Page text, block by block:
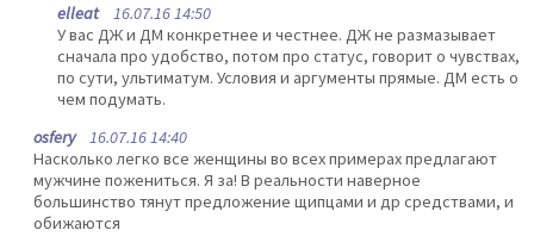
elleat16.07.16 14:50
У вас ДЖ и ДМ конкретнее и честнее. ДЖ не размазывает
сначала про удобство, потом про статус, говорит о чувствах,
по сути, ультиматум. Условия и аргументы прямые. ДМ есть о
чем подумать.
osfery16.07.16 14:40
Насколько легко все женщины во всех примерах предлагают
мужчине пожениться. Я за! В реальности наверное
большинство тянут предложение щипцами и др средствами, и
обижаются